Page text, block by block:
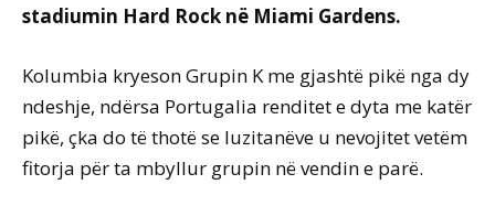
stadiumin Hard Rock në Miami Gardens.
Kolumbia kryeson Grupin K me gjashtë pikë nga dy
ndeshje, ndërsa Portugalia renditet e dyta me katër
pikë, çka do të thotë se luzitanëve u nevojitet vetëm
fitorja për ta mbyllur grupin në vendin e parë.